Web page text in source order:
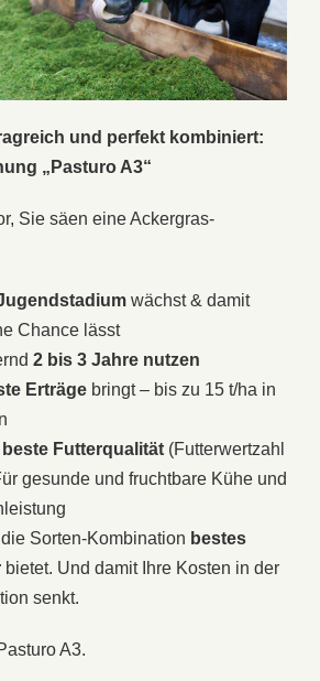
und perfekt kombiniert:
„Pasturo A3“
Sie säen eine Ackergras-
wächst & damit
Chance lässt
2 bis 3 Jahre nutzen
Erträge bringt – bis zu 15 t/ha in
beste Futterqualität (Futterwertzahl
gesunde und fruchtbare Kühe und
die Sorten-Kombination bestes
bietet. Und damit Ihre Kosten in der
senkt.
A3.